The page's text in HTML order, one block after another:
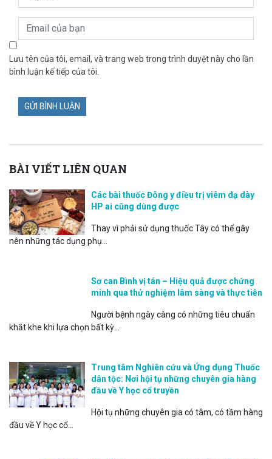
Lưu tên của tôi, email, và trang web trong trình duyệt này cho lần
bình luận kế tiếp của tôi.
BÀI VIẾT LIÊN QUAN
Các bài thuốc Đông y điều trị viêm dạ dày
HP ai cũng dùng được
Thay vì phải sử dụng thuốc Tây có thể gây
nên những tác dụng phụ...
Sơ can Bình vị tán – Hiệu quả được chứng
minh qua thử nghiệm lâm sàng và thực tiễn
Người bệnh ngày càng có những tiêu chuẩn
khắt khe khi lựa chọn bất kỳ...
Trung tâm Nghiên cứu và Ứng dụng Thuốc
dân tộc: Nơi hội tụ những chuyên gia hàng
đầu về Y học cổ truyền
Hội tụ những chuyên gia có tâm, có tầm hàng
đầu về Y học cổ...